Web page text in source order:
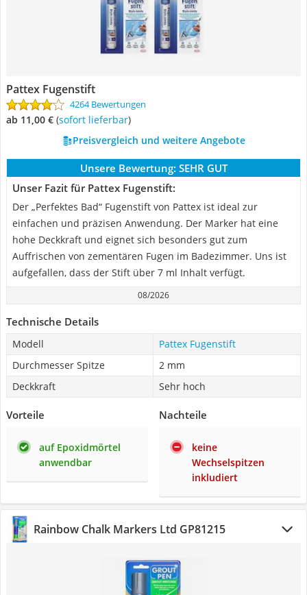
Pattex Fugenstift
4264 Bewertungen
ab 11,00 € ( Sofort lieferbar)
Preisvergleich und weitere Angebote
Unsere Bewertung: SEHR GUT
Unser Fazit für Pattex Fugenstift:
Der „Perfektes Bad“ Fugenstift von Pattex ist ideal zur
einfachen und präzisen Anwendung. Der Marker hat eine
hohe Deckkraft und eignet sich besonders gut zum
Auffrischen von zementären Fugen im Badezimmer. Uns ist
aufgefallen, dass der Stift über 7 ml Inhalt verfügt.
08/2026
Technische Details
Modell
Pattex Fugenstift
Durchmesser Spitze
2 mm
Deckkraft
Sehr hoch
Vorteile
auf Epoxidmörtel
anwendbar
Nachteile
keine
Wechselspitzen
inkludiert
Rainbow Chalk Markers Ltd GP81215